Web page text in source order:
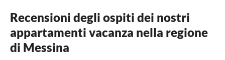
Recensioni degli ospiti dei nostri
appartamenti vacanza nella regione
di Messina